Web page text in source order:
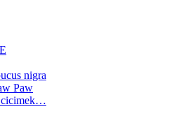
nigra
Paw
cicimek…